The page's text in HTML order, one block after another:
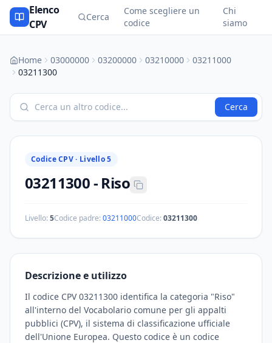
Elenco
CPV
Cerca
Come scegliere un
codice
Chi
siamo
Home 03000000 03200000 03210000
03211000
03211300
Cerca
Codice CPV · Livello 5
03211300- Riso
Livello:5Codice padre:03211000Codice:03211300
Descrizione e utilizzo
Il codice CPV 03211300 identifica la categoria "Riso"
all'interno del Vocabolario comune per gli appalti
pubblici (CPV), il sistema di classificazione ufficiale
dell'Unione Europea. Questo codice è un codice